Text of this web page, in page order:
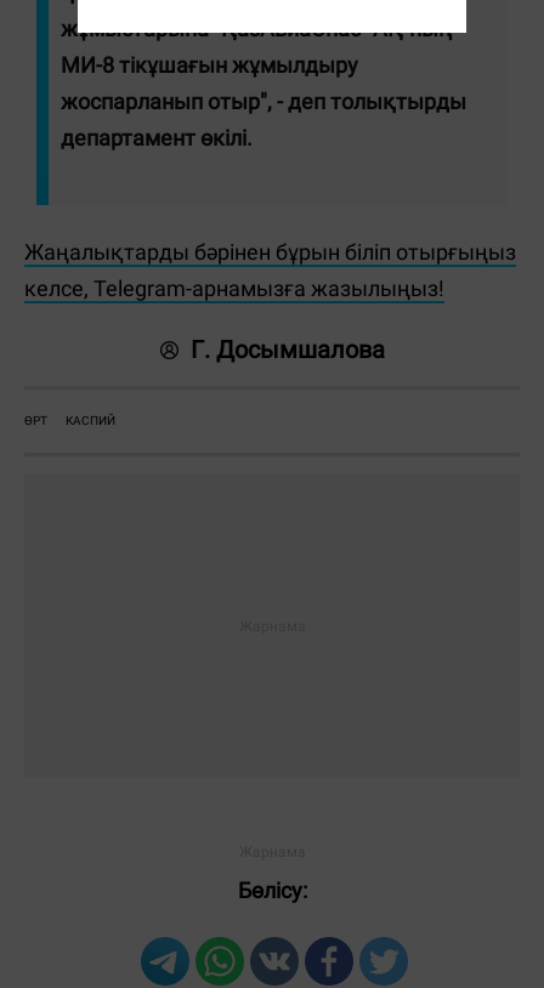
жұмыстарына "ҚазАвиаСпас" АҚ-ның
МИ-8 тікұшағын жұмылдыру
жоспарланып отыр", - деп толықтырды
департамент өкілі.
Жаңалықтарды бәрінен бұрын біліп отырғыңыз
келсе, Telegram-арнамызға жазылыңыз!
Г. Досымшалова
ӨРТ КАСПИЙ
Бөлісу: